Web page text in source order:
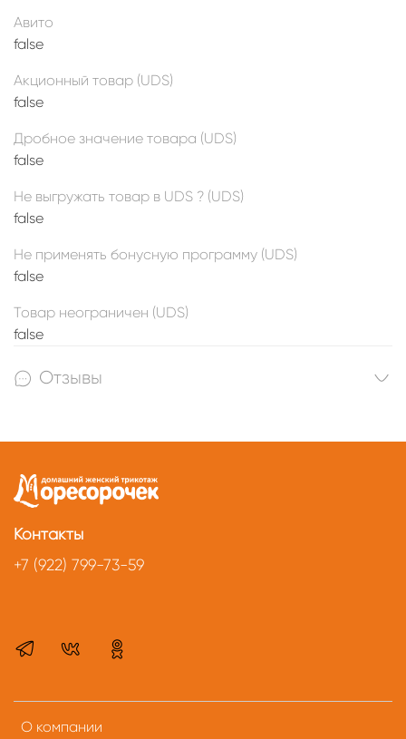
Авито
false
Акционный товар (UDS)
false
Дробное значение товара (UDS)
false
Не выгружать товар в UDS ? (UDS)
false
Не применять бонусную программу (UDS)
false
Товар неограничен (UDS)
false
Отзывы
О компании
Контакты
+7 (922) 799-73-59